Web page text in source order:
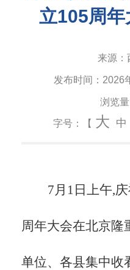
立105周
来源：
发布时间： 2026
浏览量
字号：【 大 中
7月1日上午,
周年大会在北京隆
单位、各县集中收